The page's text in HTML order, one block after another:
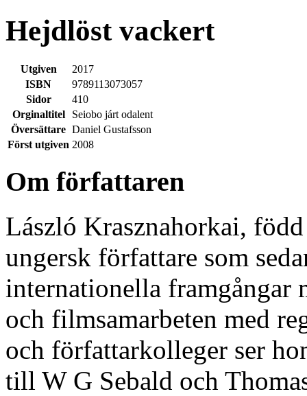
Hejdlöst vackert
Utgiven
2017
ISBN
9789113073057
Sidor
410
Orginaltitel
Seiobo járt odalent
Översättare Daniel Gustafsson
Först utgiven 2008
Om författaren
László Krasznahorkai,
ungersk författare som
internationella framgångar
och filmsamarbeten med
och författarkolleger ser
till W G Sebald och